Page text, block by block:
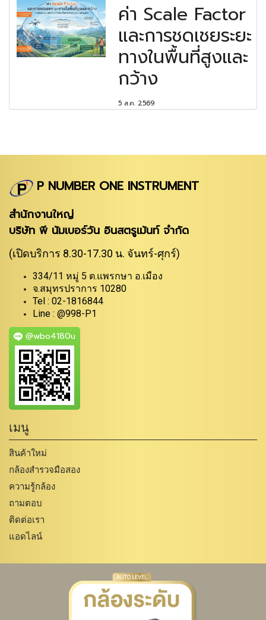
ค่า Scale Factor
และการชดเชยระยะ
ทางในพื้นที่สูงและ
กว้าง
5 ส.ค. 2569
P NUMBER ONE INSTRUMENT
สำนักงานใหญ่
บริษัท พี นัมเบอร์วัน อินสตรูเม้นท์ จำกัด
(เปิดบริการ 8.30-17.30 น. จันทร์-ศุกร์)
334/11 หมู่ 5 ต.แพรกษา อ.เมือง
จ.สมุทรปราการ 10280
Tel : 02-1816844
Line : @998-P1
@wbo4180u
เมนู
สินค้าใหม่
กล้องสำรวจมือสอง
ความรู้กล้อง
ถามตอบ
ติดต่อเรา
แอดไลน์